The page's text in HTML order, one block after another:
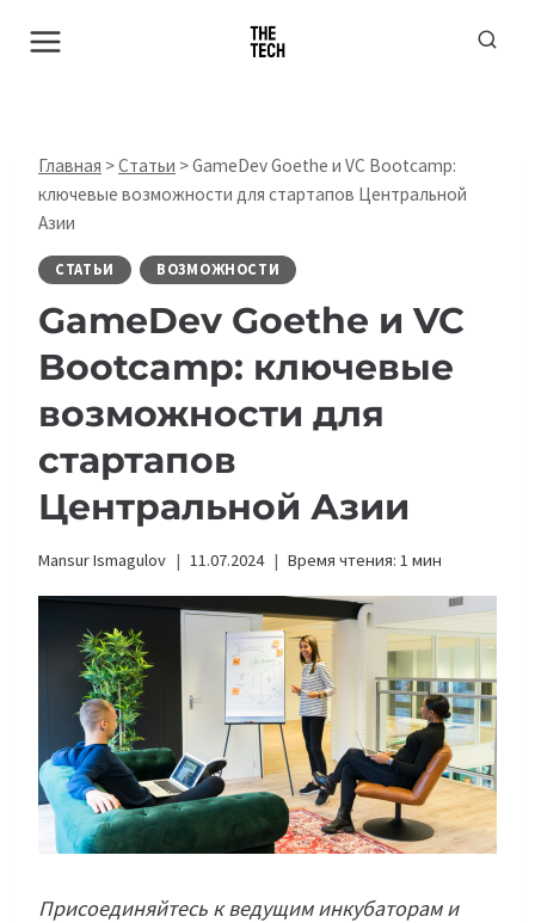
Главная >Статьи >GameDev Goethe и VC Bootcamp:
ключевые возможности для стартапов Центральной
Азии
СТАТЬИ ВОЗМОЖНОСТИ
GameDev Goethe и VC
Bootcamp: ключевые
возможности для
стартапов
Центральной Азии
Mansur Ismagulov 11.07.2024 Время чтения: 1 мин
Присоединяйтесь к ведущим инкубаторам и